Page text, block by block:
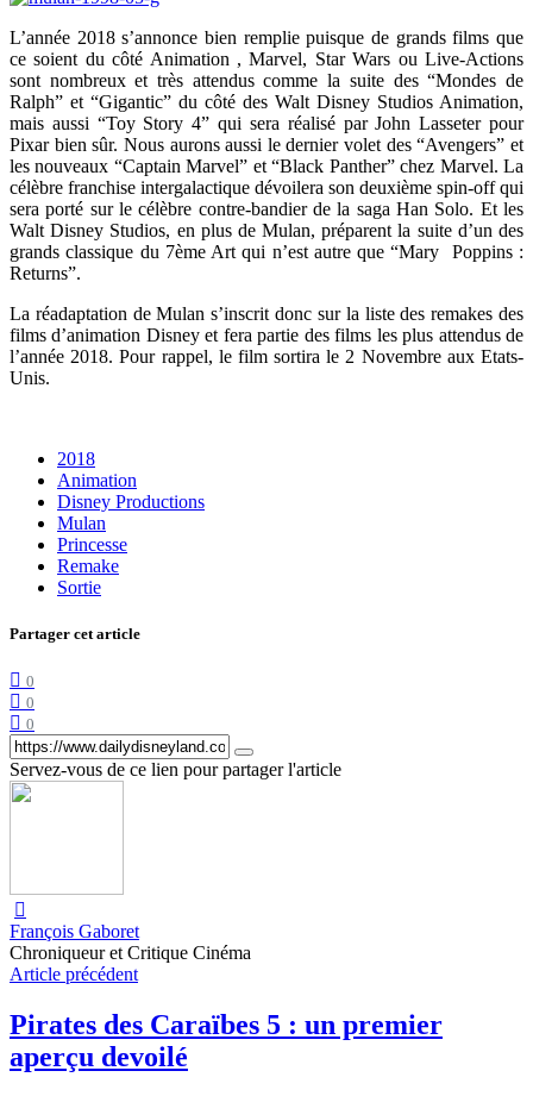
L’année 2018 s’annonce bien remplie puisque de grands films que
ce soient du côté Animation , Marvel, Star Wars ou Live-Actions
sont nombreux et très attendus comme la suite des “Mondes de
Ralph” et “Gigantic” du côté des Walt Disney Studios Animation,
mais aussi “Toy Story 4” qui sera réalisé par John Lasseter pour
Pixar bien sûr. Nous aurons aussi le dernier volet des “Avengers” et
les nouveaux “Captain Marvel” et “Black Panther” chez Marvel. La
célèbre franchise intergalactique dévoilera son deuxième spin-off qui
sera porté sur le célèbre contre-bandier de la saga Han Solo. Et les
Walt Disney Studios, en plus de Mulan, préparent la suite d’un des
grands classique du 7ème Art qui n’est autre que “Mary Poppins :
Returns”.
La réadaptation de Mulan s’inscrit donc sur la liste des remakes des
films d’animation Disney et fera partie des films les plus attendus de
l’année 2018. Pour rappel, le film sortira le 2 Novembre aux Etats-
Unis.
2018
Animation
Disney Productions
Mulan
Princesse
Remake
Sortie
Partager cet article
0
0
0
Servez-vous de ce lien pour partager l'article
François Gaboret
Chroniqueur et Critique Cinéma
Article précédent
Pirates des Caraïbes 5 : un premier
aperçu devoilé